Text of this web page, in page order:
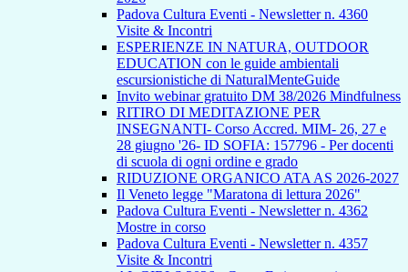
Padova Cultura Eventi - Newsletter n. 4360
Visite & Incontri
ESPERIENZE IN NATURA, OUTDOOR
EDUCATION con le guide ambientali
escursionistiche di NaturalMenteGuide
Invito webinar gratuito DM 38/2026 Mindfulness
RITIRO DI MEDITAZIONE PER
INSEGNANTI- Corso Accred. MIM- 26, 27 e
28 giugno '26- ID SOFIA: 157796 - Per docenti
di scuola di ogni ordine e grado
RIDUZIONE ORGANICO ATA AS 2026-2027
Il Veneto legge "Maratona di lettura 2026"
Padova Cultura Eventi - Newsletter n. 4362
Mostre in corso
Padova Cultura Eventi - Newsletter n. 4357
Visite & Incontri